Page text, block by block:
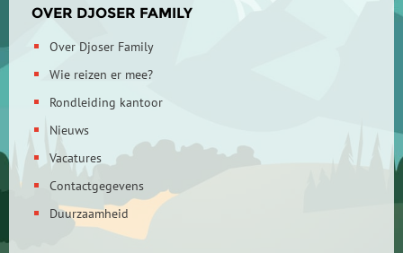
OVER DJOSER FAMILY
Over Djoser Family
Wie reizen er mee?
Rondleiding kantoor
Nieuws
Vacatures
Contactgegevens
Duurzaamheid